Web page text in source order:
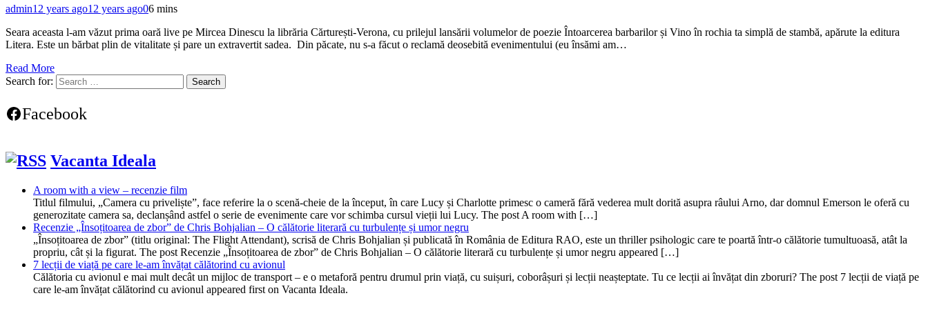
admin12 years ago12 years ago06 mins
Seara aceasta l-am văzut prima oară live pe Mircea Dinescu la librăria Cărturești-Verona, cu prilejul lansării volumelor de poezie Întoarcerea barbarilor și Vino în rochia ta simplă de stambă, apărute la editura
Litera. Este un bărbat plin de vitalitate și pare un extravertit sadea. Din păcate, nu s-a făcut o reclamă deosebită evenimentului (eu însămi am…
Read More
Search for:
Facebook
Vacanta Ideala
A room with a view – recenzie film
Titlul filmului, „Camera cu priveliște”, face referire la o scenă-cheie de la început, în care Lucy și Charlotte primesc o cameră fără vederea mult dorită asupra râului Arno, dar domnul Emerson le oferă cu
generozitate camera sa, declanșând astfel o serie de evenimente care vor schimba cursul vieții lui Lucy. The post A room with […]
Recenzie „Însoțitoarea de zbor” de Chris Bohjalian – O călătorie literară cu turbulențe și umor negru
„Însoțitoarea de zbor” (titlu original: The Flight Attendant), scrisă de Chris Bohjalian și publicată în România de Editura RAO, este un thriller psihologic care te poartă într-o călătorie tumultuoasă, atât la
propriu, cât și la figurat. The post Recenzie „Însoțitoarea de zbor” de Chris Bohjalian – O călătorie literară cu turbulențe și umor negru appeared […]
7 lecții de viață pe care le-am învățat călătorind cu avionul
Călătoria cu avionul e mai mult decât un mijloc de transport – e o metaforă pentru drumul prin viață, cu suișuri, coborâșuri și lecții neașteptate. Tu ce lecții ai învățat din zboruri? The post 7 lecții de viață pe
care le-am învățat călătorind cu avionul appeared first on Vacanta Ideala.